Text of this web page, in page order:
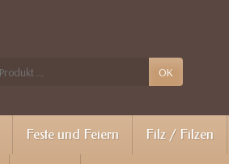
OK
Feste und Feiern Filz / Filzen